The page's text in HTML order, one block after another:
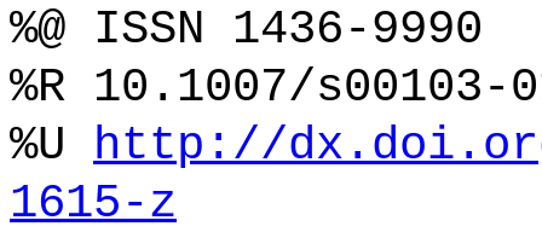
%@ ISSN 1436-9990
%R 10.1007/s00103-
%U http://
1615-z